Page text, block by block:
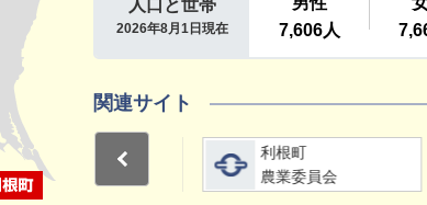
関連サイト
詳細をみる
利根町
選挙管理委員会
詳細をみる
利根町
農業委員会
Previous